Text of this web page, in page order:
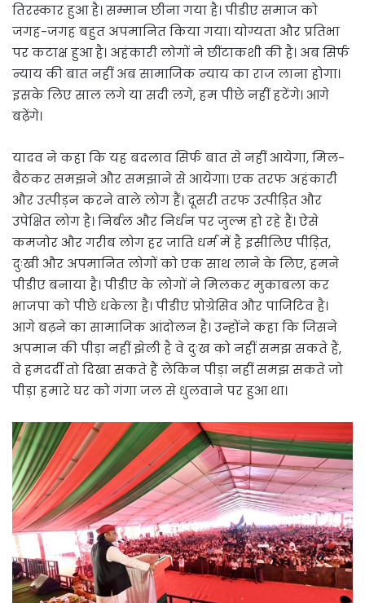
तिरस्कार हुआ है। सम्मान छीना गया है। पीडीए समाज को
जगह-जगह बहुत अपमानित किया गया। योग्यता और प्रतिभा
पर कटाक्ष हुआ है। अहंकारी लोगों ने छींटाकशी की है। अब सिर्फ
न्याय की बात नहीं अब सामाजिक न्याय का राज लाना होगा।
इसके लिए साल लगे या सदी लगे, हम पीछे नहीं हटेंगे। आगे
बढ़ेंगे।
यादव ने कहा कि यह बदलाव सिर्फ बात से नहीं आयेगा, मिल-
बैठकर समझने और समझाने से आयेगा। एक तरफ अहंकारी
और उत्पीड़न करने वाले लोग हैं। दूसरी तरफ उत्पीड़ित और
उपेक्षित लोग है। निर्बल और निर्धन पर जुल्म हो रहे हैं। ऐसे
कमजोर और गरीब लोग हर जाति धर्म में है इसीलिए पीड़ित,
दुःखी और अपमानित लोगों को एक साथ लाने के लिए, हमने
पीडीए बनाया है। पीडीए के लोगों ने मिलकर मुकाबला कर
भाजपा को पीछे धकेला है। पीडीए प्रोग्रेसिव और पाजिटिव है।
आगे बढ़ने का सामाजिक आंदोलन है। उन्होंने कहा कि जिसने
अपमान की पीड़ा नहीं झेली है वे दुःख को नहीं समझ सकते हैं,
वे हमदर्दी तो दिखा सकते हैं लेकिन पीड़ा नहीं समझ सकते जो
पीड़ा हमारे घर को गंगा जल से धुलवाने पर हुआ था।